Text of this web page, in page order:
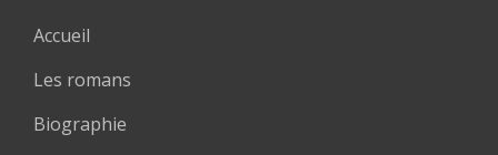
Accueil
Les romans
Biographie